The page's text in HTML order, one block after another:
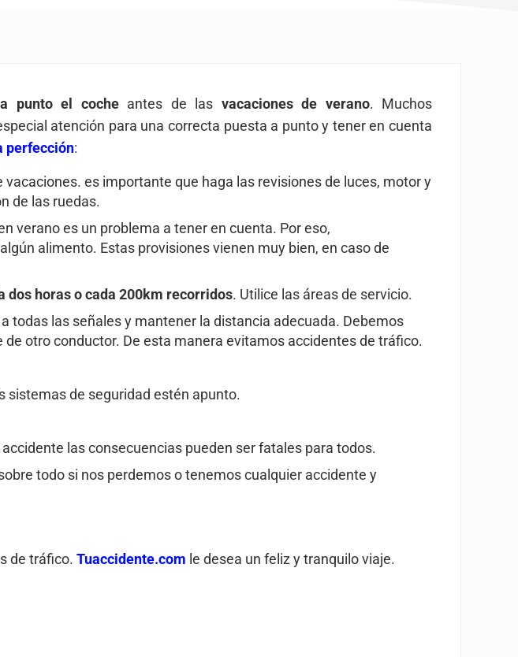
punto el cocheantes de las vacaciones de verano. Muchos
atención para una correcta puesta a punto y tener en cuenta
perfección:
es importante que haga las revisiones de luces, motor y
de las ruedas.
verano es un problema a tener en cuenta. Por eso,
alimento. Estas provisiones vienen muy bien, en caso de
dos horas o cada 200km recorridos. Utilice las áreas de servicio.
todas las señales y mantener la distancia adecuada. Debemos
otro conductor. De esta manera evitamos accidentes de tráfico.
sistemas de seguridad estén apunto.
accidente las consecuencias pueden ser fatales para todos.
todo si nos perdemos o tenemos cualquier accidente y
de tráfico.Tuaccidente.com le desea un feliz y tranquilo viaje.